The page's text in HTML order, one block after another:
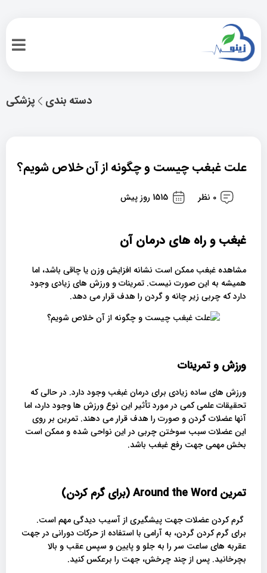
پزشکی دسته بندی
علت غبغب چیست و چگونه از آن خلاص شویم؟
0 نظر 1515 روز پیش
غبغب و راه های درمان آن
مشاهده غبغب ممکن است نشانه افزایش وزن یا چاقی باشد، اما
همیشه به این صورت نیست. تمرینات و ورزش های زیادی وجود
دارد که چربی زیر چانه و گردن را هدف قرار می دهد.
ورزش و تمرینات
ورزش های ساده زیادی برای درمان غبغب وجود دارد. در حالی که
تحقیقات علمی کمی در مورد تأثیر این نوع ورزش ها وجود دارد، اما
آنها عضلات گردن و صورت را هدف قرار می دهند. تمرین بر روی
این عضلات سبب سوختن چربی در این نواحی شده و ممکن است
بخش مهمی جهت رفع غبغب باشد.
تمرین Around the Word(برای گرم کردن)
گرم کردن عضلات جهت پیشگیری از آسیب دیدگی مهم است.
برای گرم کردن گردن، به آرامی با استفاده از حرکات دورانی در جهت
عقربه های ساعت سر را به جلو و پایین و سپس عقب و بالا
بچرخانید. پس از چند چرخش، جهت را برعکس کنید.